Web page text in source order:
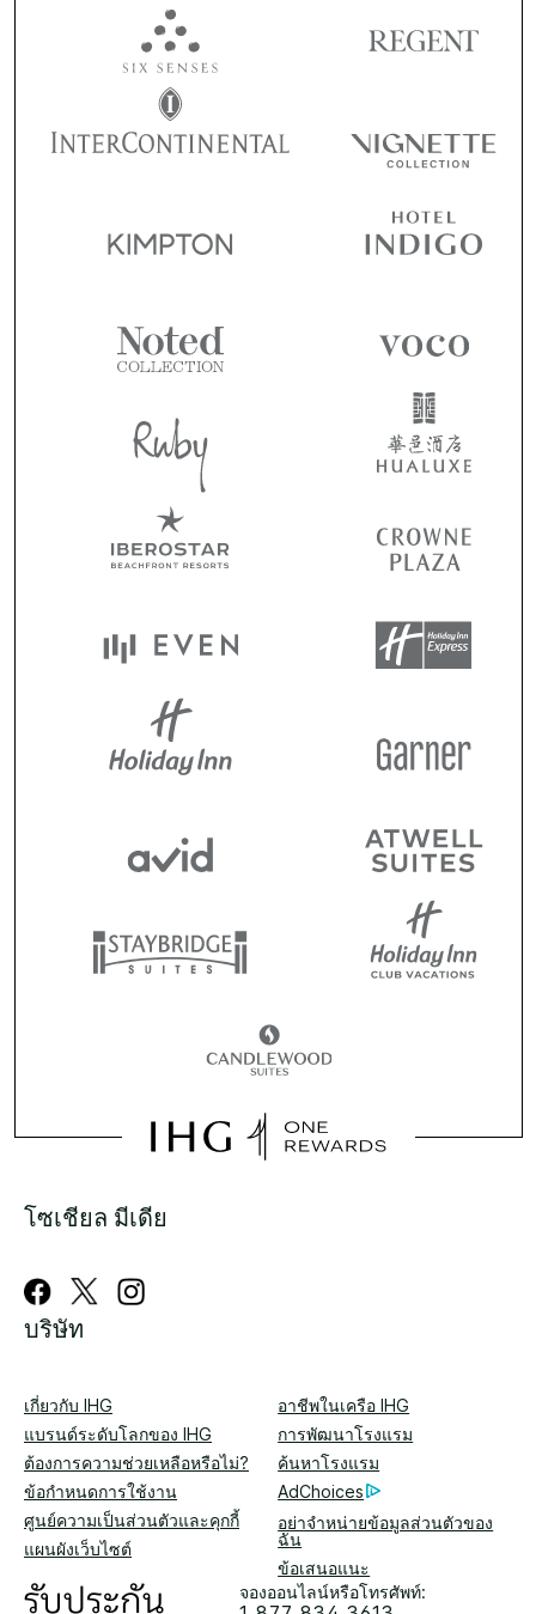
โซเชียล มีเดีย
บริษัท
เกี่ยวกับ IHG
อาชีพในเครือ IHG
แบรนด์ระดับโลกของ IHG
การพัฒนาโรงแรม
ต้องการความช่วยเหลือหรือไม่?
ค้นหาโรงแรม
ข้อกำหนดการใช้งาน
AdChoices
ศูนย์ความเป็นส่วนตัวและคุกกี้
อย่าจำหน่ายข้อมูลส่วนตัวของ
ฉัน
แผนผังเว็บไซต์
ข้อเสนอแนะ
จองออนไลน์หรือโทรศัพท์: